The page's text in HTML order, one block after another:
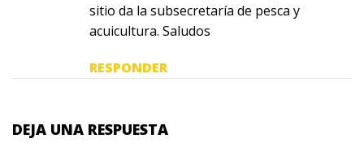
sitio da la subsecretaría de pesca y
acuicultura. Saludos
RESPONDER
DEJA UNA RESPUESTA